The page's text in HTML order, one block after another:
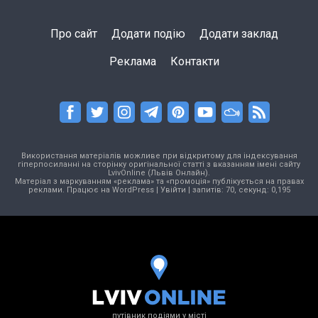
Про сайт Додати подію Додати заклад
Реклама Контакти
Використання матеріалів можливе при відкритому для індексування
гіперпосиланні на сторінку оригінальної статті з вказанням імені сайту
LvivOnline (Львів Онлайн).
Матеріал з маркуванням «реклама» та «промоція» публікується на правах
реклами. Працює на WordPress| Увійти | запитів: 70, секунд: 0,195
путівник подіями у місті